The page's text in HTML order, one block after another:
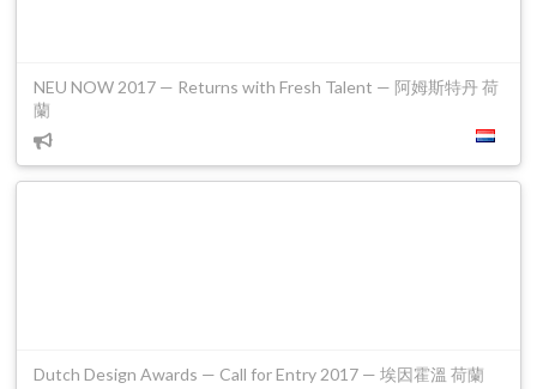
NEU NOW 2017 — Returns with Fresh Talent — 阿姆斯特丹 荷
蘭
Dutch Design Awards — Call for Entry 2017 — 埃因霍溫 荷蘭